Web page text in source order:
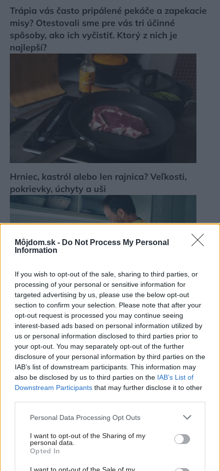
Môjdom.sk - Do Not Process My Personal
Information
If you wish to opt-out of the sale, sharing to third parties, or
processing of your personal or sensitive information for
targeted advertising by us, please use the below opt-out
section to confirm your selection. Please note that after your
opt-out request is processed you may continue seeing
interest-based ads based on personal information utilized by
us or personal information disclosed to third parties prior to
your opt-out. You may separately opt-out of the further
disclosure of your personal information by third parties on the
IAB’s list of downstream participants. This information may
also be disclosed by us to third parties on the IAB’s List of
Downstream Participants that may further disclose it to other
Please note that this website/app uses one or more Google
not limited to your visit or usage behaviour. You may click to
grant or deny consent to Google and its third-party tags to
use your data for below specified purposes in below Google
consent section.
Personal Data Processing Opt Outs
I want to opt-out of the Sharing of my
personal data.
Opted In
Trápia vás často pripálené pekáče a zapekacie
misy? Otestovali sme pre vás tri účinné
spôsoby, ako ich vyčistiť. Ktorý z nich je
najlepší?
Hrniec, kastról alebo len rajnica? Veľkosti,
pokrievky, úchyty a uši
Nový PUR: Čistý riad bez námahy aj v studenej
vode